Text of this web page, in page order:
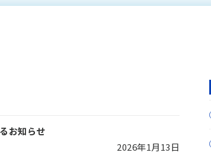
お知らせ
2026年1月13日